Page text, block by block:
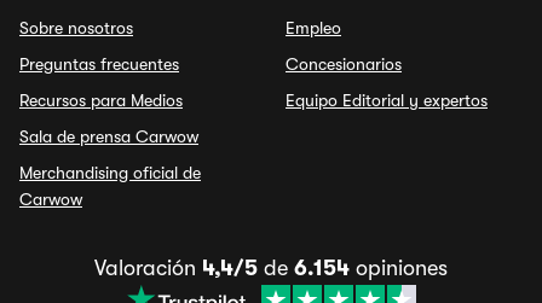
Sobre nosotros
Preguntas frecuentes
Recursos para Medios
Sala de prensa Carwow
Merchandising oficial de
Carwow
Empleo
Concesionarios
Equipo Editorial y expertos
Valoración 4,4/5 de 6.154 opiniones